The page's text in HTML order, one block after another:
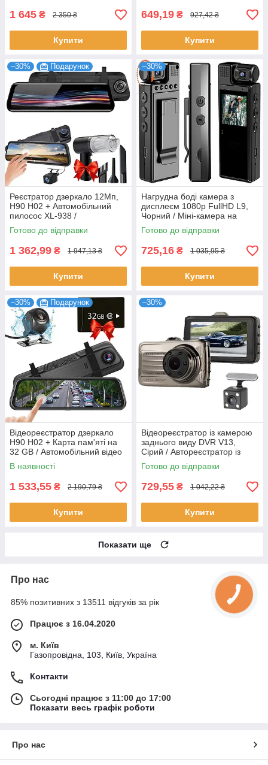
1 645 ₴ 2 350 ₴
Купити
649,19 ₴ 927,42 ₴
Купити
–30% Подарунок
Реєстратор дзеркало 12Мп,
H90 H02 + Автомобільний
пилосос XL-938 /
Автомобільний відео
реєстратор
Готово до відправки
1 362,99 ₴ 1 947,13 ₴
Купити
–30%
Нагрудна боді камера з
дисплеєм 1080p FullHD L9,
Чорний / Міні-камера на
грудь / Нагрудний
відеореєстратор з кліпсою
Готово до відправки
725,16 ₴ 1 035,95 ₴
Купити
–30% Подарунок
Відеореєстратор дзеркало
H90 H02 + Карта пам'яті на
32 GB / Автомобільний відео
реєстратор
В наявності
1 533,55 ₴ 2 190,79 ₴
Купити
–30%
Відеореєстратор із камерою
заднього виду DVR V13,
Сірий / Автореєстратор із
двома камерами /
Реєстратор у машину
Готово до відправки
729,55 ₴ 1 042,22 ₴
Купити
Показати ще
Про нас
85% позитивних з 13511 відгуків за рік
Працює з 16.04.2020
м. Київ
Газопровідна, 103, Київ, Україна
Контакти
Сьогодні працює з 11:00 до 17:00
Показати весь графік роботи
Про нас